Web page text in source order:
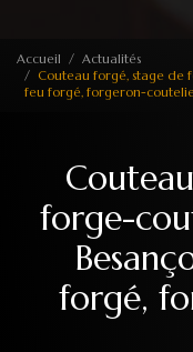
Accueil
Actualités
Couteau forgé, stage de
feu forgé, forgeron-
forge-
forgé,